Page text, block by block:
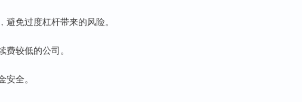
免过度杠杆带来的风险。
较低的公司。
全。